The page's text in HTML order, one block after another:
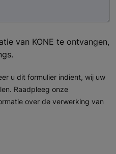
van KONE te ontvangen,
u dit formulier indient, wij uw
Raadpleeg onze
over de verwerking van